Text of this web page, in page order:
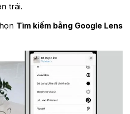
trái.
Tìm kiếm bằng Google Lens